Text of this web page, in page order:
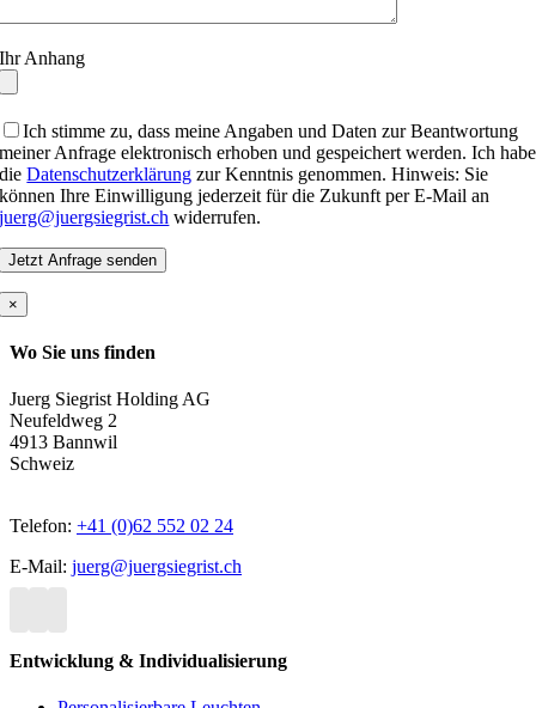
Ihr Anhang
Ich stimme zu, dass meine Angaben und Daten zur Beantwortung
meiner Anfrage elektronisch erhoben und gespeichert werden. Ich habe
dieDatenschutzerklärung zur Kenntnis genommen. Hinweis: Sie
können Ihre Einwilligung jederzeit für die Zukunft per E-Mail an
juerg@juergsiegrist.ch widerrufen.
×
Wo Sie uns finden
Juerg Siegrist Holding AG
Neufeldweg 2
4913 Bannwil
Schweiz
Telefon: +41 (0)62 552 02 24
E-Mail: juerg@juergsiegrist.ch
Entwicklung & Individualisierung